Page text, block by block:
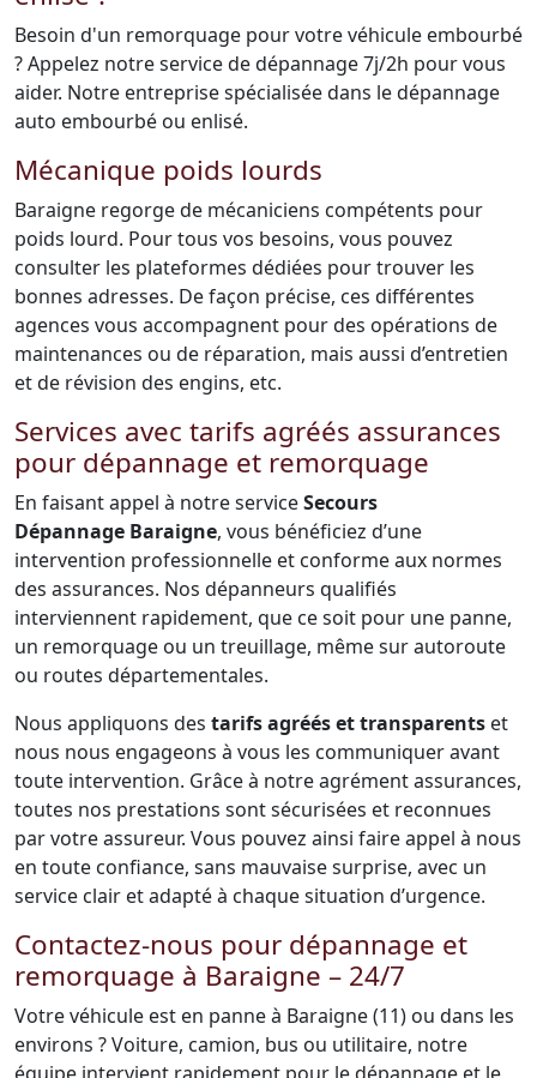
Besoin d'un remorquage pour votre véhicule embourbé
? Appelez notre service de dépannage 7j/2h pour vous
aider. Notre entreprise spécialisée dans le dépannage
auto embourbé ou enlisé.
Mécanique poids lourds
Baraigne regorge de mécaniciens compétents pour
poids lourd. Pour tous vos besoins, vous pouvez
consulter les plateformes dédiées pour trouver les
bonnes adresses. De façon précise, ces différentes
agences vous accompagnent pour des opérations de
maintenances ou de réparation, mais aussi d’entretien
et de révision des engins, etc.
Services avec tarifs agréés assurances
pour dépannage et remorquage
En faisant appel à notre serviceSecours
Dépannage Baraigne, vous bénéficiez d’une
intervention professionnelle et conforme aux normes
des assurances. Nos dépanneurs qualifiés
interviennent rapidement, que ce soit pour une panne,
un remorquage ou un treuillage, même sur autoroute
ou routes départementales.
Nous appliquons des tarifs agréés et transparents et
nous nous engageons à vous les communiquer avant
toute intervention. Grâce à notre agrément assurances,
toutes nos prestations sont sécurisées et reconnues
par votre assureur. Vous pouvez ainsi faire appel à nous
en toute confiance, sans mauvaise surprise, avec un
service clair et adapté à chaque situation d’urgence.
Contactez-nous pour dépannage et
remorquage à Baraigne – 24/7
Votre véhicule est en panne à Baraigne (11) ou dans les
environs ? Voiture, camion, bus ou utilitaire, notre